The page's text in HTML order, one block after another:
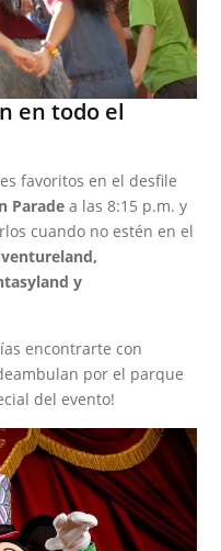
en todo el
favoritos en el desfile
Parade a las 8:15 p.m. y
cuando no estén en el
y
encontrarte con
por el parque
del evento!